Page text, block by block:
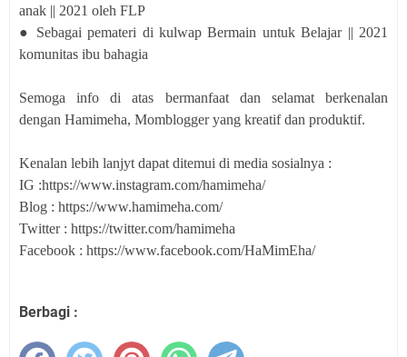
anak || 2021 oleh FLP
● Sebagai pemateri di kulwap Bermain untuk Belajar || 2021
komunitas ibu bahagia
Semoga info di atas bermanfaat dan selamat berkenalan
dengan Hamimeha, Momblogger yang kreatif dan produktif.
Kenalan lebih lanjyt dapat ditemui di media sosialnya :
IG :https://www.instagram.com/hamimeha/
Blog : https://www.hamimeha.com/
Twitter : https://twitter.com/hamimeha
Facebook : https://www.facebook.com/HaMimEha/
Berbagi :